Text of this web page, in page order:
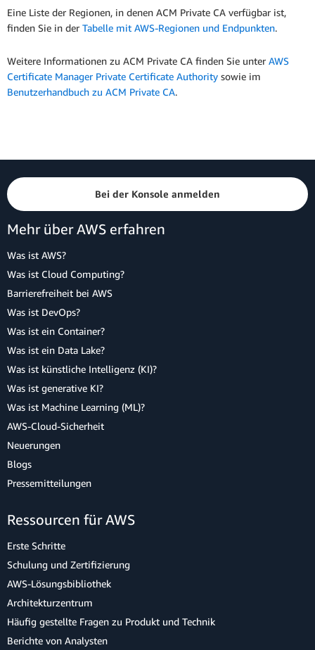
Eine Liste der Regionen, in denen ACM Private CA verfügbar ist,
finden Sie in der Tabelle mit AWS-Regionen und Endpunkten.
Weitere Informationen zu ACM Private CA finden Sie unter AWS
Certificate Manager Private Certificate Authority sowie im
Benutzerhandbuch zu ACM Private CA.
Bei der Konsole anmelden
Mehr über AWS erfahren
Was ist AWS?
Was ist Cloud Computing?
Barrierefreiheit bei AWS
Was ist DevOps?
Was ist ein Container?
Was ist ein Data Lake?
Was ist künstliche Intelligenz (KI)?
Was ist generative KI?
Was ist Machine Learning (ML)?
AWS-Cloud-Sicherheit
Neuerungen
Blogs
Pressemitteilungen
Ressourcen für AWS
Erste Schritte
Schulung und Zertifizierung
AWS-Lösungsbibliothek
Architekturzentrum
Häufig gestellte Fragen zu Produkt und Technik
Berichte von Analysten